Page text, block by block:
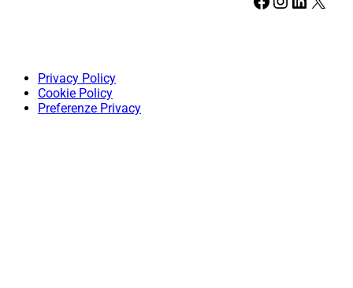
Privacy Policy
Cookie Policy
Preferenze Privacy